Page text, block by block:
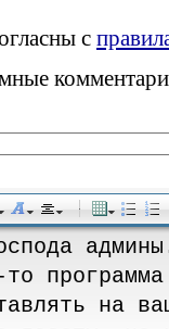
с
-
-
-
-